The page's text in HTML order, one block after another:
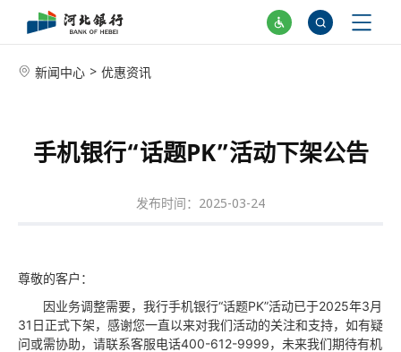
新闻中心 > 优惠资讯
手机银行“话题PK”活动下架公告
发布时间：2025-03-24
尊敬的客户：
因业务调整需要，我行手机银行“话题PK”活动已于2025年3月
31日正式下架，感谢您一直以来对我们活动的关注和支持，如有疑
问或需协助，请联系客服电话400-612-9999，未来我们期待有机